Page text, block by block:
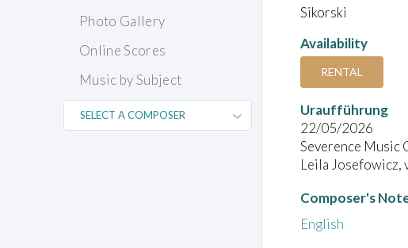
Photo Gallery
Online Scores
Music by Subject
Sikorski
Availability
RENTAL
Uraufführung
22/05/2026
Severence Music
Leila Josefowicz,
Composer's
English